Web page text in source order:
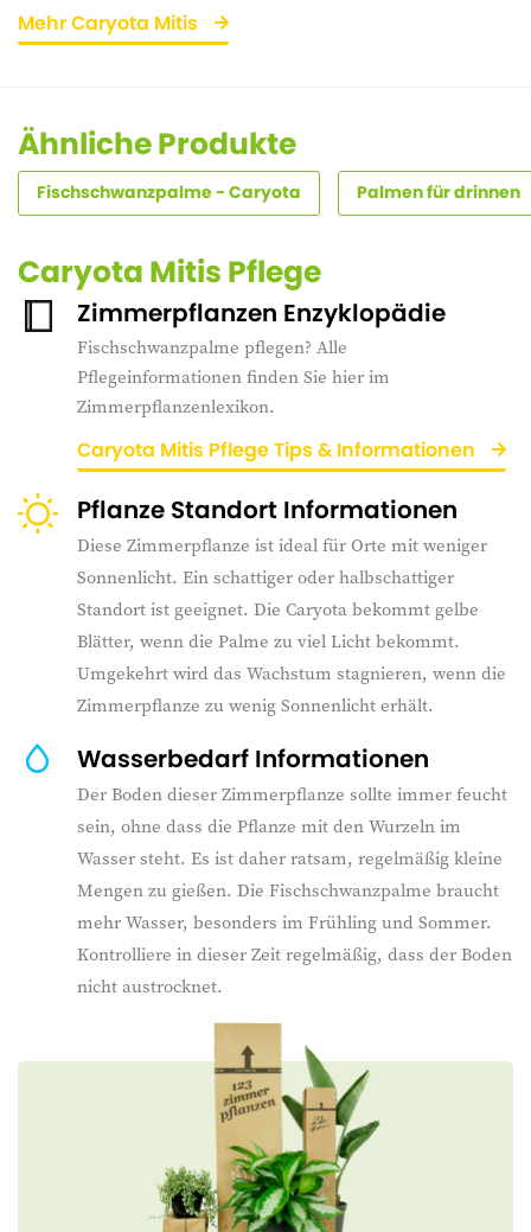
Mehr Caryota Mitis
Ähnliche Produkte
Fischschwanzpalme - Caryota Palmen für drinnen
Caryota Mitis Pflege
Zimmerpflanzen Enzyklopädie
Fischschwanzpalme pflegen? Alle
Pflegeinformationen finden Sie hier im
Zimmerpflanzenlexikon.
Caryota Mitis Pflege Tips & Informationen
Pflanze Standort Informationen
Diese Zimmerpflanze ist ideal für Orte mit weniger
Sonnenlicht. Ein schattiger oder halbschattiger
Standort ist geeignet. Die Caryota bekommt gelbe
Blätter, wenn die Palme zu viel Licht bekommt.
Umgekehrt wird das Wachstum stagnieren, wenn die
Zimmerpflanze zu wenig Sonnenlicht erhält.
Wasserbedarf Informationen
Der Boden dieser Zimmerpflanze sollte immer feucht
sein, ohne dass die Pflanze mit den Wurzeln im
Wasser steht. Es ist daher ratsam, regelmäßig kleine
Mengen zu gießen. Die Fischschwanzpalme braucht
mehr Wasser, besonders im Frühling und Sommer.
Kontrolliere in dieser Zeit regelmäßig, dass der Boden
nicht austrocknet.